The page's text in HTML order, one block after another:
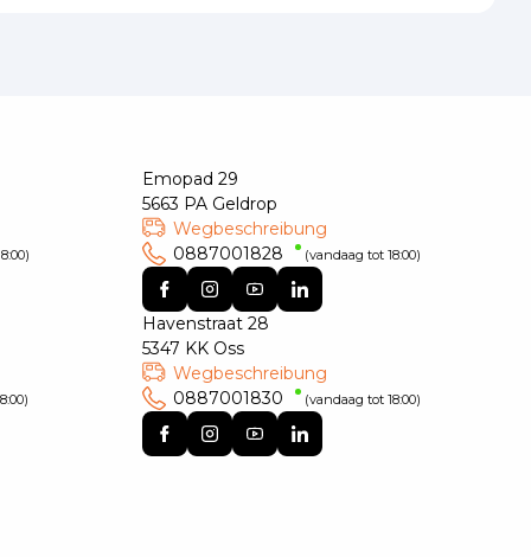
Emopad 29
5663 PA Geldrop
Wegbeschreibung
0887001828
(vandaag tot 18:00)
Havenstraat 28
5347 KK Oss
Wegbeschreibung
0887001830
(vandaag tot 18:00)